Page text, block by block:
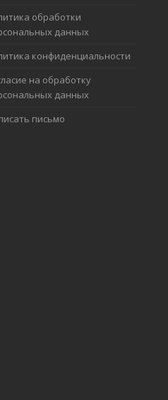
обработки
данных
конфиденциальности
на обработку
данных
письмо